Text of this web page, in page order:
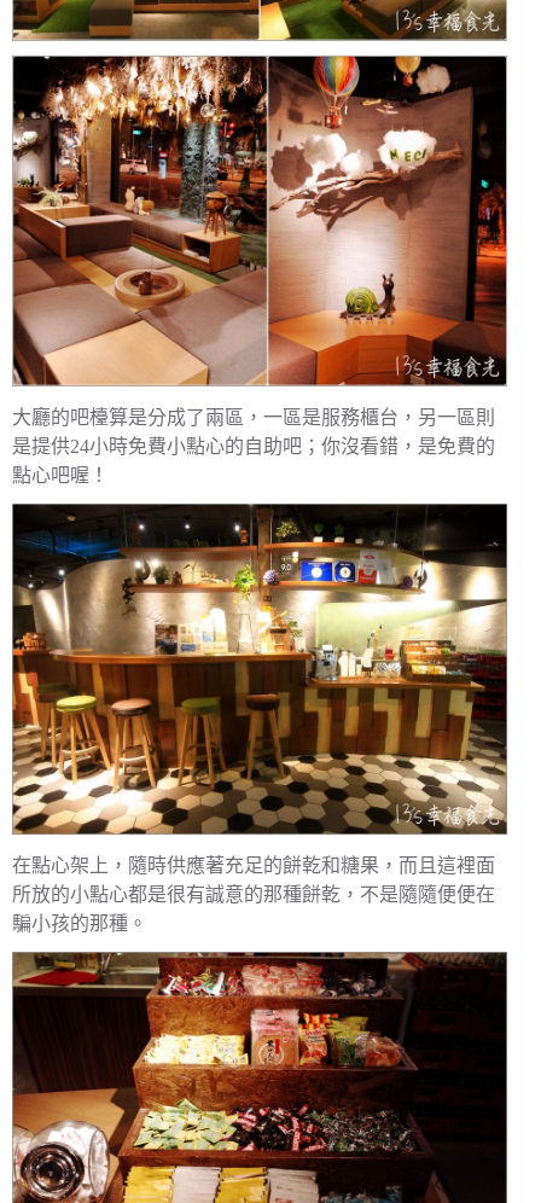
大廳的吧檯算是分成了兩區，一區是服務櫃台，另一區則
是提供24小時免費小點心的自助吧；你沒看錯，是免費的
點心吧喔！
在點心架上，隨時供應著充足的餅乾和糖果，而且這裡面
所放的小點心都是很有誠意的那種餅乾，不是隨隨便便在
騙小孩的那種。